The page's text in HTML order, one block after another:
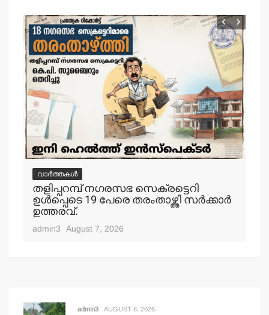
വാർത്തകൾ
തളിപ്പറമ്പ് നഗരസഭ സെക്രട്ടെറി
ഉള്‍പ്പെടെ 19 പേരെ തരംതാഴ്ത്തി സര്‍ക്കാര്‍
ഉത്തരവ്.
admin3 August 7, 2026
admin3 AUGUST 8, 2026